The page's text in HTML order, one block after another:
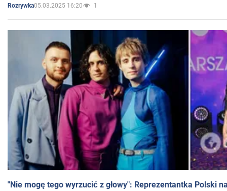
Rozrywka05.03.2025 16:20 1
"Nie mogę tego wyrzucić z głowy": Reprezentantka Polski